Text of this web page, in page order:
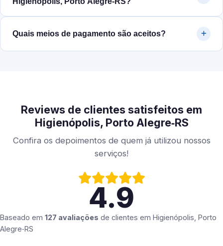
Quais meios de pagamento são aceitos?
Reviews de clientes satisfeitos em
Higienópolis, Porto Alegre‑RS
Confira os depoimentos de quem já utilizou nossos
serviços!
4.9
Baseado em 127 avaliações de clientes em Higienópolis, Porto
Alegre‑RS